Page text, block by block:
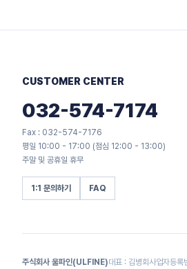
알
CUSTOMER CENTER
032-574-7174
Fax : 032-574-7176
평일 10:00 - 17:00 (점심 12:00 - 13:00)
주말 및 공휴일 휴무
1:1 문의하기 FAQ
주식회사 울파인(ULFINE)대표 : 김병회사업자등